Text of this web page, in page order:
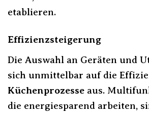
etablieren.
Effizienzsteigerung
Die Auswahl an Geräten und
sich unmittelbar auf die
Küchenprozesse aus.
die energiesparend arbeiten,